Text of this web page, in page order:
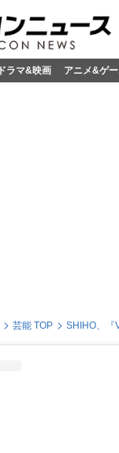
ドラマ&映画 アニメ&ゲ
芸能 TOP SHIHO、『